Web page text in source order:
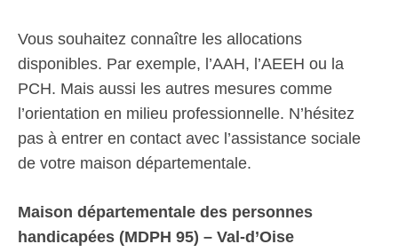
Vous souhaitez connaître les allocations
disponibles. Par exemple, l’AAH, l’AEEH ou la
PCH. Mais aussi les autres mesures comme
l’orientation en milieu professionnelle. N’hésitez
pas à entrer en contact avec l’assistance sociale
de votre maison départementale.
Maison départementale des personnes
handicapées (MDPH 95) – Val-d’Oise